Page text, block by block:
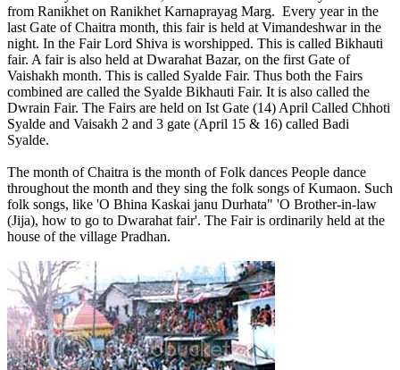
from Ranikhet on Ranikhet Karnaprayag Marg. Every year in the
last Gate of Chaitra month, this fair is held at Vimandeshwar in the
night. In the Fair Lord Shiva is worshipped. This is called Bikhauti
fair. A fair is also held at Dwarahat Bazar, on the first Gate of
Vaishakh month. This is called Syalde Fair. Thus both the Fairs
combined are called the Syalde Bikhauti Fair. It is also called the
Dwrain Fair. The Fairs are held on Ist Gate (14) April Called Chhoti
Syalde and Vaisakh 2 and 3 gate (April 15 & 16) called Badi
Syalde.
The month of Chaitra is the month of Folk dances People dance
throughout the month and they sing the folk songs of Kumaon. Such
folk songs, like 'O Bhina Kaskai janu Durhata" 'O Brother-in-law
(Jija), how to go to Dwarahat fair'. The Fair is ordinarily held at the
house of the village Pradhan.